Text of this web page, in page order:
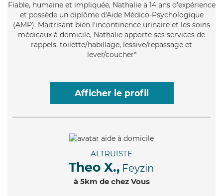
Fiable, humaine et impliquée, Nathalie a 14 ans d'expérience
et possède un diplôme d'Aide Médico-Psychologique
(AMP). Maitrisant bien l'incontinence urinaire et les soins
médicaux à domicile, Nathalie apporte ses services de
rappels, toilette/habillage, lessive/repassage et
lever/coucher*
Afficher le profil
ALTRUISTE
Theo X., Feyzin
à 5km de chez Vous